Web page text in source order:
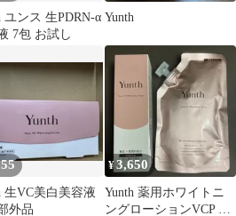
ユンス 生PDRN-α
7包 お試し
Yunth
生VC美白美容液
外品
¥3,650
Yunth 薬用ホワイトニ
ングローションVCP ＆